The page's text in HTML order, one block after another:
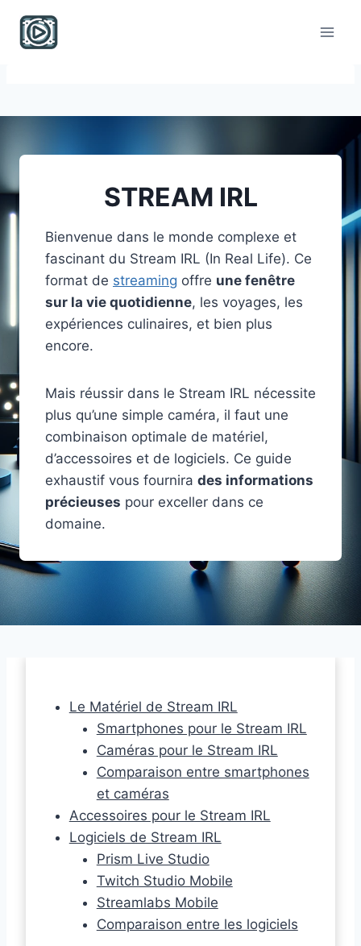
content
STREAM IRL
Bienvenue dans le monde complexe et
fascinant du Stream IRL (In Real Life). Ce
format de streaming offre une fenêtre
sur la vie quotidienne, les voyages, les
expériences culinaires, et bien plus
encore.
Mais réussir dans le Stream IRL nécessite
plus qu’une simple caméra, il faut une
combinaison optimale de matériel,
d’accessoires et de logiciels. Ce guide
exhaustif vous fournira des informations
précieuses pour exceller dans ce
domaine.
Le Matériel de Stream IRL
Smartphones pour le Stream IRL
Caméras pour le Stream IRL
Comparaison entre smartphones
et caméras
Accessoires pour le Stream IRL
Logiciels de Stream IRL
Prism Live Studio
Twitch Studio Mobile
Streamlabs Mobile
Comparaison entre les logiciels